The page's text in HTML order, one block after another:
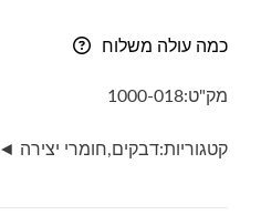
חזק-
כמה עולה משלוח
מק"ט:1000-018
קטגוריות:דבקים,חומרי יצירה ◄